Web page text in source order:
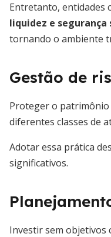
Entretanto, entidades
liquidez e
tornando o ambiente
Gestão de
Proteger o
diferentes classes de
Adotar essa prática
significativos.
Investir sem objetivos